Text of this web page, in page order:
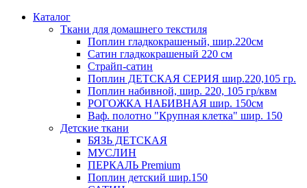
Каталог
Ткани для домашнего текстиля
Поплин гладкокрашеный, шир.220см
Сатин гладкокрашеный 220 см
Страйп-сатин
Поплин ДЕТСКАЯ СЕРИЯ шир.220,105 гр.
Поплин набивной, шир. 220, 105 гр/квм
РОГОЖКА НАБИВНАЯ шир. 150см
Ваф. полотно "Крупная клетка" шир. 150
Детские ткани
БЯЗЬ ДЕТСКАЯ
МУСЛИН
ПЕРКАЛЬ Premium
Поплин детский шир.150